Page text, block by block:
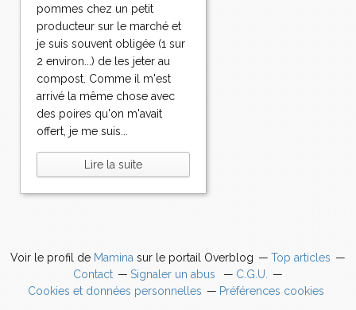
pommes chez un petit
producteur sur le marché et
je suis souvent obligée (1 sur
2 environ...) de les jeter au
compost. Comme il m'est
arrivé la même chose avec
des poires qu'on m'avait
offert, je me suis...
Lire la suite
Voir le profil de Mamina sur le portail Overblog
Top articles
Contact
Signaler un abus
C.G.U.
Cookies et données personnelles
Préférences cookies